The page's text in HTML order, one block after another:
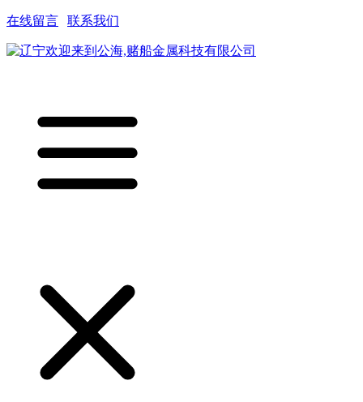
在线留言 联系我们